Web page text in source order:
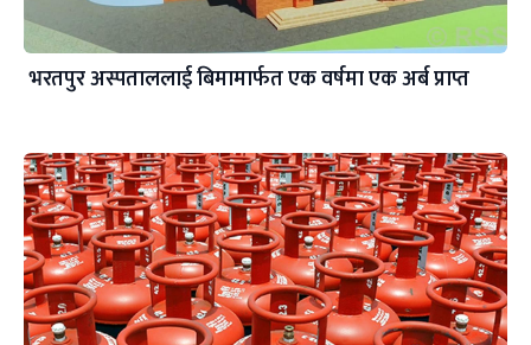
भरतपुर अस्पताललाई बिमामार्फत एक वर्षमा एक अर्ब प्राप्त